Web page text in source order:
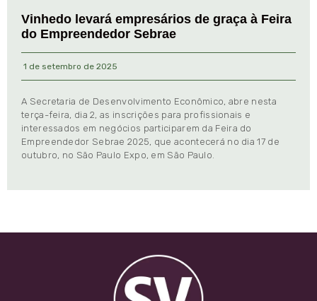
Vinhedo levará empresários de graça à Feira
do Empreendedor Sebrae
1 de setembro de 2025
A Secretaria de Desenvolvimento Econômico, abre nesta
terça-feira, dia 2, as inscrições para profissionais e
interessados em negócios participarem da Feira do
Empreendedor Sebrae 2025, que acontecerá no dia 17 de
outubro, no São Paulo Expo, em São Paulo.